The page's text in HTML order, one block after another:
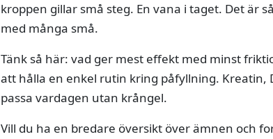
kroppen gillar små steg. En vana i taget. Det är
med många små.
Tänk så här: vad ger mest effekt med minst
att hålla en enkel rutin kring påfyllning. Kreatin,
passa vardagen utan krångel.
Vill du ha en bredare översikt över ämnen och